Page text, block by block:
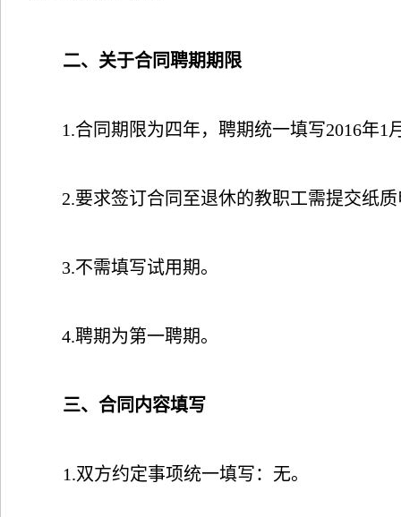
二、关于合同聘期期限
1.合同期限为四年，聘期统一填写2016年1
2.要求签订合同至退休的教职工需提交纸
3.不需填写试用期。
4.聘期为第一聘期。
三、合同内容填写
1.双方约定事项统一填写：无。